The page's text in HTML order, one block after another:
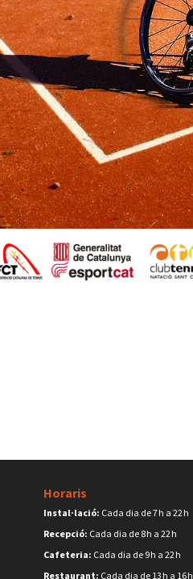
Horaris
Instal·lació: Cada dia de 7 h a 22 h
Recepció: Cada dia de 8 h a 22 h
Cafeteria: Cada dia de 9 h a 22 h
Restaurant: Cada dia de 13 h a 16 h